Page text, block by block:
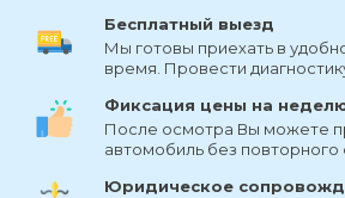
Бесплатный выезд
Мы готовы приехать в
время. Провести
Фиксация цены на
После осмотра Вы можете
автомобиль без повторного
Юридическое